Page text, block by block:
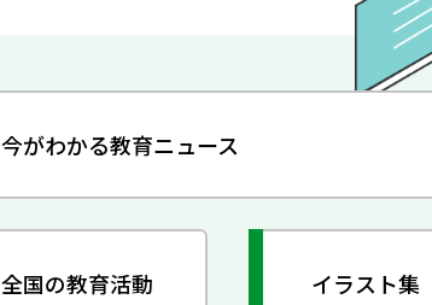
今がわかる教育ニュース
全国の教育活動 イラスト集